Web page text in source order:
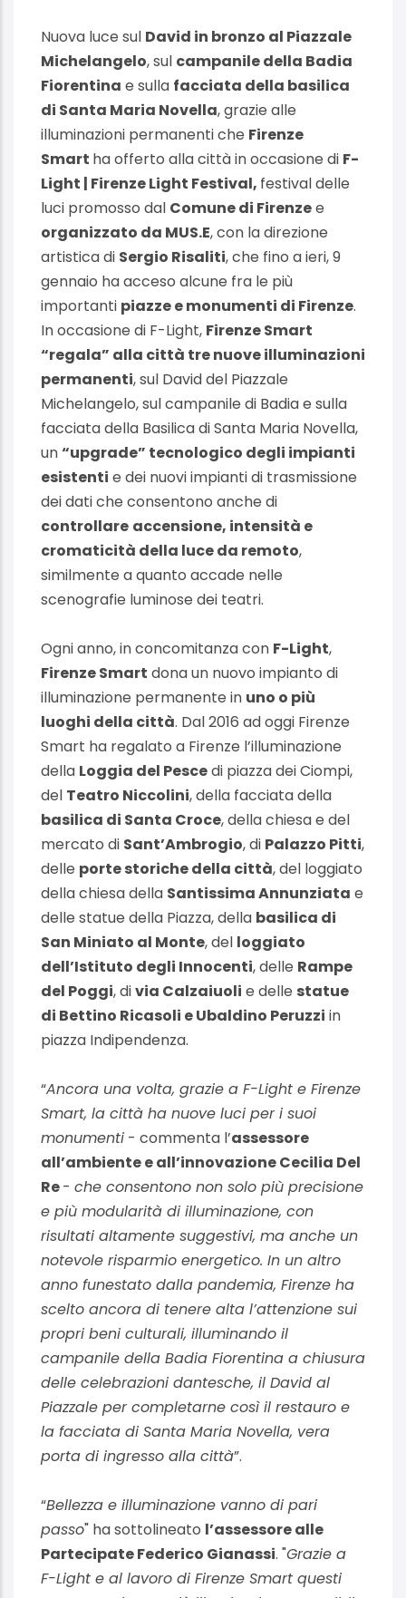
Nuova luce sul David in bronzo al Piazzale
Michelangelo, sul campanile della Badia
Fiorentina e sulla facciata della basilica
di Santa Maria Novella, grazie alle
illuminazioni permanenti che Firenze
Smart ha offerto alla città in occasione di F-
Light | Firenze Light Festival, festival delle
luci promosso dal Comune di Firenzee
organizzato da MUS.E, con la direzione
artistica di Sergio Risaliti, che fino a ieri, 9
gennaio ha acceso alcune fra le più
importanti piazze e monumenti di Firenze.
In occasione di F-Light, Firenze Smart
“regala” alla città tre nuove illuminazioni
permanenti, sul David del Piazzale
Michelangelo, sul campanile di Badia e sulla
facciata della Basilica di Santa Maria Novella,
un“upgrade” tecnologico degli impianti
esistenti e dei nuovi impianti di trasmissione
dei dati che consentono anche di
controllare accensione, intensità e
cromaticità della luce da remoto,
similmente a quanto accade nelle
scenografie luminose dei teatri.
Ogni anno, in concomitanza con F-Light,
Firenze Smart dona un nuovo impianto di
illuminazione permanente in uno o più
luoghi della città. Dal 2016 ad oggi Firenze
Smart ha regalato a Firenze l’illuminazione
della Loggia del Pescedi piazza dei Ciompi,
del Teatro Niccolini, della facciata della
basilica di Santa Croce, della chiesa e del
mercato di Sant’Ambrogio, di Palazzo Pitti,
delle porte storiche della città, del loggiato
della chiesa della Santissima Annunziata e
delle statue della Piazza, della basilica di
San Miniato al Monte, del loggiato
dell’Istituto degli Innocenti, delle Rampe
del Poggi, divia Calzaiuoli e delle statue
di Bettino Ricasoli e Ubaldino Peruzzi in
piazza Indipendenza.
“Ancora una volta, grazie a F-Light e Firenze
Smart, la città ha nuove luci per i suoi
monumenti - commenta l’assessore
all’ambiente e all’innovazione Cecilia Del
Re- che consentono non solo più precisione
e più modularità di illuminazione, con
risultati altamente suggestivi, ma anche un
notevole risparmio energetico. In un altro
anno funestato dalla pandemia, Firenze ha
scelto ancora di tenere alta l’attenzione sui
propri beni culturali, illuminando il
campanile della Badia Fiorentina a chiusura
delle celebrazioni dantesche, il David al
Piazzale per completarne così il restauro e
la facciata di Santa Maria Novella, vera
porta di ingresso alla città”.
“Bellezza e illuminazione vanno di pari
passo" ha sottolineato l’assessore alle
Partecipate Federico Gianassi. "Grazie a
F-Light e al lavoro di Firenze Smart questi